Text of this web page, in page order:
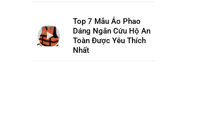
Top 7 Mẫu Áo Phao
Dáng Ngắn Cứu Hộ An
Toàn Được Yêu Thích
Nhất